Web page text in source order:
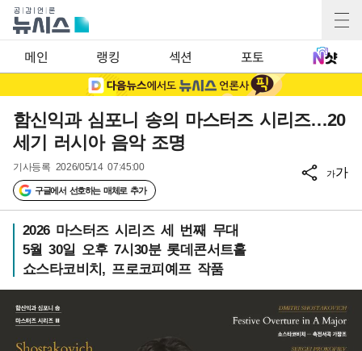
메인 랭킹 섹션 포토
함신익과 심포니 송의 마스터즈 시리즈…20
세기 러시아 음악 조명
기사등록 2026/05/14 07:45:00
구글에서 선호하는 매체로 추가
가가
2026 마스터즈 시리즈 세 번째 무대
5월 30일 오후 7시30분 롯데콘서트홀
쇼스타코비치, 프로코피예프 작품